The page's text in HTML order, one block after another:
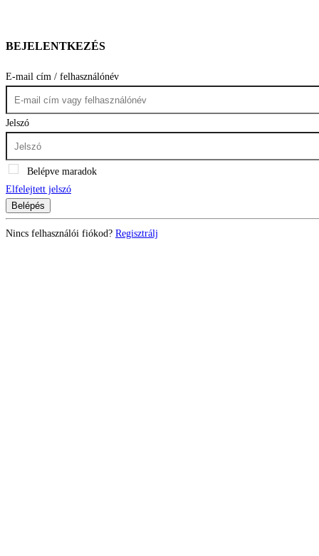
BEJELENTKEZÉS
E-mail cím / felhasználónév
Jelszó
Belépve maradok
Elfelejtett jelszó
Belépés
Nincs felhasználói fiókod? Regisztrálj